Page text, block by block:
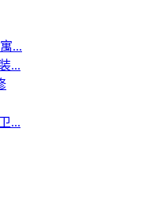
...
...
...